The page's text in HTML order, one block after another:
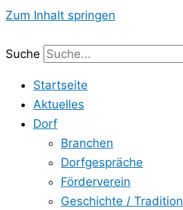
Zum Inhalt springen
Suche
Startseite
Aktuelles
Dorf
Branchen
Dorfgespräche
Förderverein
Geschichte / Tradition